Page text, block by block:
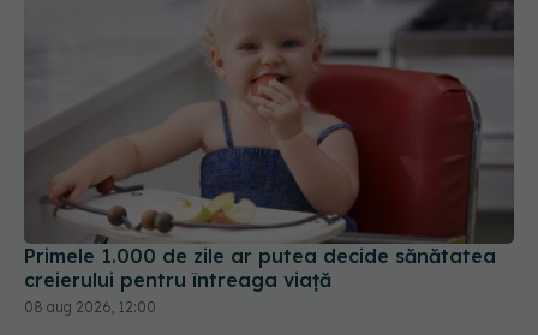
Primele 1.000 de zile ar putea decide sănătatea
creierului pentru întreaga viață
08 aug 2026, 12:00